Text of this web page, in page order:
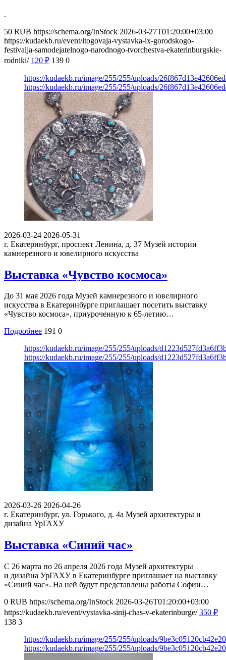
.
50 RUB https://schema.org/InStock 2026-03-27T01:20:00+03:00
https://kudaekb.ru/event/itogovaja-vystavka-ix-gorodskogo-
festivalja-samodejatelnogo-narodnogo-tvorchestva-ekaterinburgskie-
rodniki/ 120 ₽ 139 0
https://kudaekb.ru/image/255/255/uploads/
https://kudaekb.ru/image/255/255/uploads/
2026-03-24 2026-05-31
г. Екатеринбург, проспект Ленина, д. 37 Музей истории
камнерезного и ювелирного искусства
Выставка «Чувство космоса»
До 31 мая 2026 года Музей камнерезного и ювелирного
искусства в Екатеринбурге приглашает посетить выставку
«Чувство космоса», приуроченную к 65-летию…
Подробнее 191 0
https://kudaekb.ru/image/255/255/uploads/
https://kudaekb.ru/image/255/255/uploads/
2026-03-26 2026-04-26
г. Екатеринбург, ул. Горького, д. 4а Музей архитектуры и
дизайна УрГАХУ
Выставка «Синий час»
С 26 марта по 26 апреля 2026 года Музей архитектуры
и дизайна УрГАХУ в Екатеринбурге приглашает на выставку
«Синий час». На ней будут представлены работы Софии…
0 RUB https://schema.org/InStock 2026-03-26T01:20:00+03:00
https://kudaekb.ru/event/vystavka-sinij-chas-v-ekaterinburge/ 350 ₽
138 3
https://kudaekb.ru/image/255/255/uploads/
https://kudaekb.ru/image/255/255/uploads/